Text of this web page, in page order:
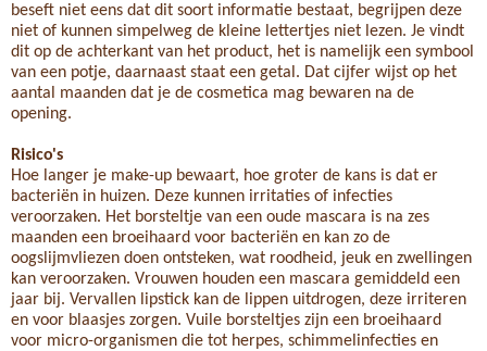
beseft niet eens dat dit soort informatie bestaat, begrijpen deze
niet of kunnen simpelweg de kleine lettertjes niet lezen. Je vindt
dit op de achterkant van het product, het is namelijk een symbool
van een potje, daarnaast staat een getal. Dat cijfer wijst op het
aantal maanden dat je de cosmetica mag bewaren na de
opening.
Risico's
Hoe langer je make-up bewaart, hoe groter de kans is dat er
bacteriën in huizen. Deze kunnen irritaties of infecties
veroorzaken. Het borsteltje van een oude mascara is na zes
maanden een broeihaard voor bacteriën en kan zo de
oogslijmvliezen doen ontsteken, wat roodheid, jeuk en zwellingen
kan veroorzaken. Vrouwen houden een mascara gemiddeld een
jaar bij. Vervallen lipstick kan de lippen uitdrogen, deze irriteren
en voor blaasjes zorgen. Vuile borsteltjes zijn een broeihaard
voor micro-organismen die tot herpes, schimmelinfecties en